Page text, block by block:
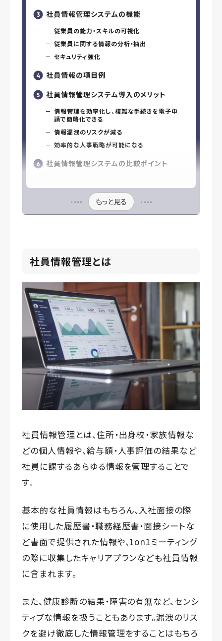
社員情報管理システムの機能
従業員の能力・スキルの可視化
従業員に関する情報の分析・抽出
セキュリティ強化
社員情報の項目例
社員情報管理システム導入のメリット
情報管理を効率化し、複雑な手続きを電子申
請で簡略化できる
情報漏洩のリスクが減る
効率的な人事戦略が可能になる
社員情報管理システムの比較ポイント
もっと見る
社員情報管理とは
社員情報管理とは、住所・出身校・家族情報な
どの個人情報や、給与額・人事評価の結果など
社員に課するあらゆる情報を管理することで
す。
基本的な社員情報はもちろん、入社面接の際
に使用した履歴書・職務経歴書・面接シートな
ど書面で提供された情報や、1on1ミーティング
の際に収集したキャリアプランなども社員情報
に含まれます。
また、健康診断の結果・障害の有無など、センシ
ティブな情報を扱うこともあります。漏洩のリス
クを避け徹底した情報管理をすることはもちろ